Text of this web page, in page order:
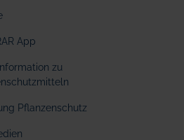
App
zu
Pflanzenschutz